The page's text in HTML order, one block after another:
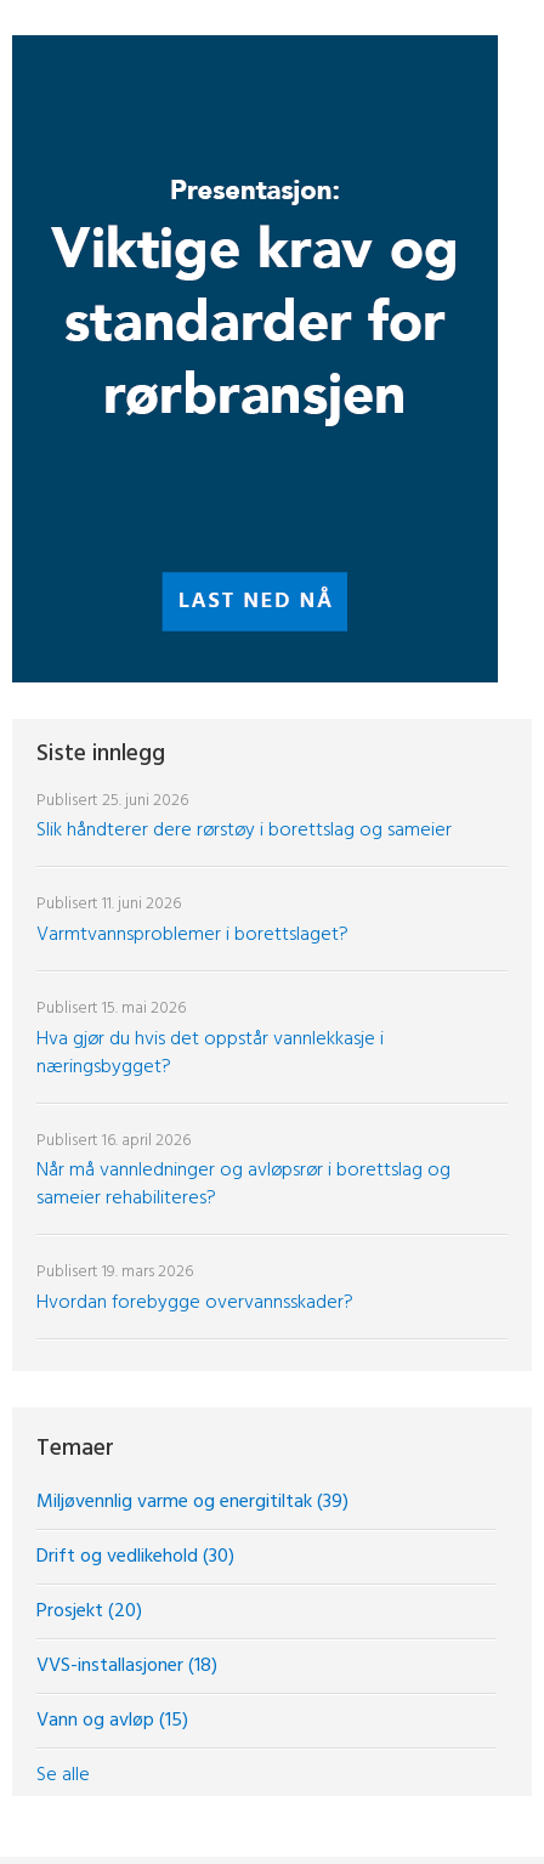
Siste innlegg
Slik håndterer dere rørstøy i borettslag og sameier
Publisert25. juni 2026
Varmtvannsproblemer i borettslaget?
Publisert11. juni 2026
Hva gjør du hvis det oppstår vannlekkasje i
næringsbygget?
Publisert15. mai 2026
Når må vannledninger og avløpsrør i borettslag og
sameier rehabiliteres?
Publisert16. april 2026
Hvordan forebygge overvannsskader?
Publisert19. mars 2026
Temaer
Miljøvennlig varme og energitiltak(39)
Drift og vedlikehold(30)
Prosjekt(20)
VVS-installasjoner(18)
Vann og avløp(15)
Se alle